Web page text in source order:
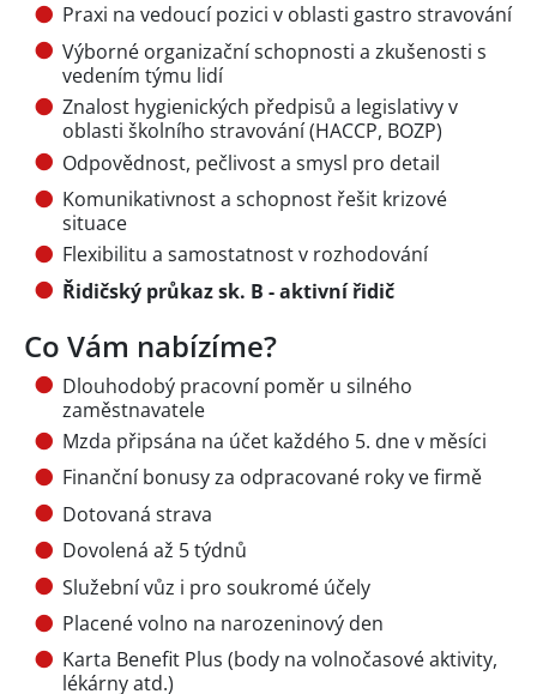
Praxi na vedoucí pozici v oblasti gastro stravování
Výborné organizační schopnosti a zkušenosti s
vedením týmu lidí
Znalost hygienických předpisů a legislativy v
oblasti školního stravování (HACCP, BOZP)
Odpovědnost, pečlivost a smysl pro detail
Komunikativnost a schopnost řešit krizové
situace
Flexibilitu a samostatnost v rozhodování
Řidičský průkaz sk. B - aktivní řidič
Co Vám nabízíme?
Dlouhodobý pracovní poměr u silného
zaměstnavatele
Mzda připsána na účet každého 5. dne v měsíci
Finanční bonusy za odpracované roky ve firmě
Dotovaná strava
Dovolená až 5 týdnů
Služební vůz i pro soukromé účely
Placené volno na narozeninový den
Karta Benefit Plus (body na volnočasové aktivity,
lékárny atd.)